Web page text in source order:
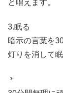
と唱えます。
3.眠る
暗示の言葉を
灯りを消して
＊